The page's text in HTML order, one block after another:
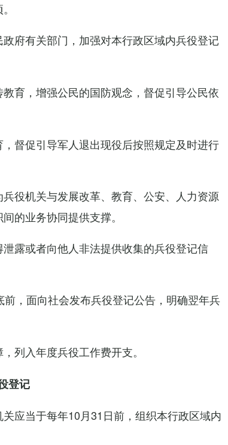
府有关部门，加强对本行政区域内兵役登记
育，增强公民的国防观念，督促引导公民依
督促引导军人退出现役后按照规定及时进行
役机关与发展改革、教育、公安、人力资源
的业务协同提供支撑。
露或者向他人非法提供收集的兵役登记信
，面向社会发布兵役登记公告，明确翌年兵
列入年度兵役工作费开支。
登记
应当于每年10月31日前，组织本行政区域内